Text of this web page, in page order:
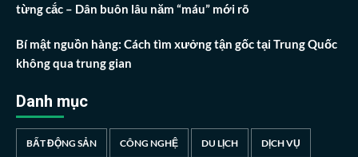
từng cắc – Dân buôn lâu năm “máu” mới rõ
Bí mật nguồn hàng: Cách tìm xưởng tận gốc tại Trung Quốc
không qua trung gian
Danh mục
BẤT ĐỘNG SẢN CÔNG NGHỆ DU LỊCH DỊCH VỤ